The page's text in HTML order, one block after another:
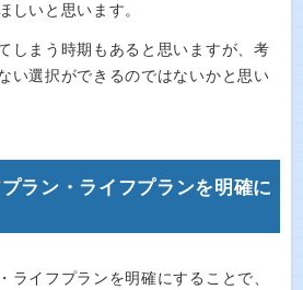
しいと思います。
しまう時期もあると思いますが、考
い選択ができるのではないかと思い
プラン・ライフプランを明確に
ライフプランを明確にすることで、